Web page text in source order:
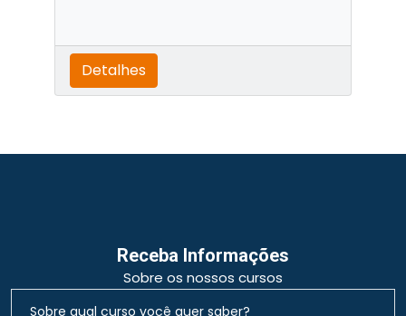
Detalhes
Receba Informações
Sobre os nossos cursos